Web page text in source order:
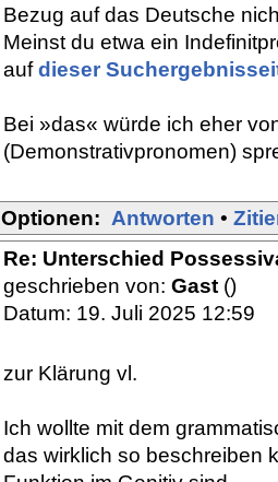
Bezug auf das Deutsche
Meinst du etwa ein
aufdieser
Bei »das« würde ich eher
(Demonstrativpronomen)
Optionen: Antworten •
Re: Unterschied
geschrieben von: Gast ()
Datum: 19. Juli 2025 12:59
zur Klärung vl.
Ich wollte mit dem
das wirklich so beschreiben